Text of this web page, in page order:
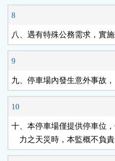
8
八、遇有特殊公務需求，實
9
九、停車場內發生意外事故
10
十、本停車場僅提供停車位
力之天災時，本監概不負責